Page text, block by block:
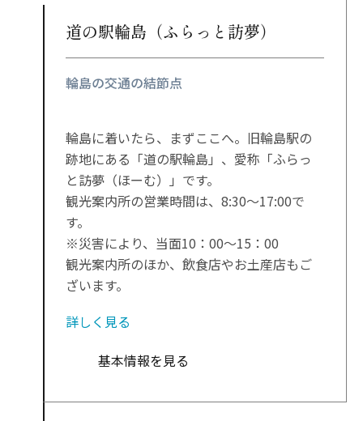
道の駅輪島（ふらっと訪夢）
輪島の交通の結節点
輪島に着いたら、まずここへ。旧輪島駅の
跡地にある「道の駅輪島」、愛称「ふらっ
と訪夢（ほーむ）」です。
観光案内所の営業時間は、8:30～17:00で
す。
※災害により、当面10：00～15：00
観光案内所のほか、飲食店やお土産店もご
ざいます。
詳しく見る
基本情報を見る